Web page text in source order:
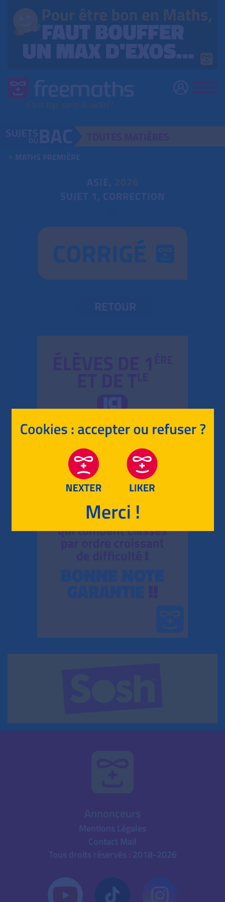
MATHS PREMIÈRE
ASIE, 2026
SUJET 1, CORRECTION
CORRIGÉ
RETOUR
Mentions Légales
Contact Mail
Tous droits réservés : 2018-2026